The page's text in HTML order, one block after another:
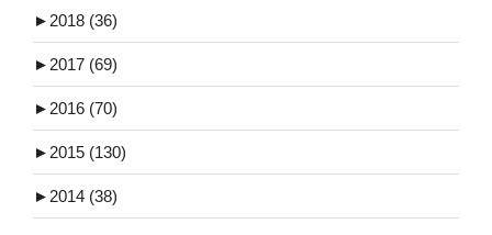
► 2018 (36)
► 2017 (69)
► 2016 (70)
► 2015 (130)
► 2014 (38)